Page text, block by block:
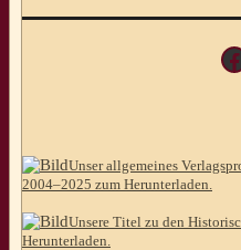
Unser allgemeines
2004–2025 zum Herunterladen.
Unsere Titel zu den
Herunterladen.